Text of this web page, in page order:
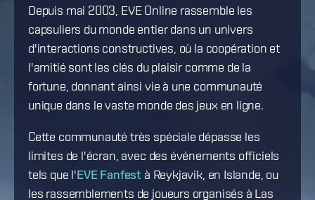
Depuis mai 2003, EVE Online rassemble les
capsuliers du monde entier dans un univers
d'interactions constructives, où la coopération et
l'amitié sont les clés du plaisir comme de la
fortune, donnant ainsi vie à une communauté
unique dans le vaste monde des jeux en ligne.
Cette communauté très spéciale dépasse les
limites de l'écran, avec des événements officiels
tels que l'EVE Fanfest à Reykjavik, en Islande, ou
les rassemblements de joueurs organisés à Las